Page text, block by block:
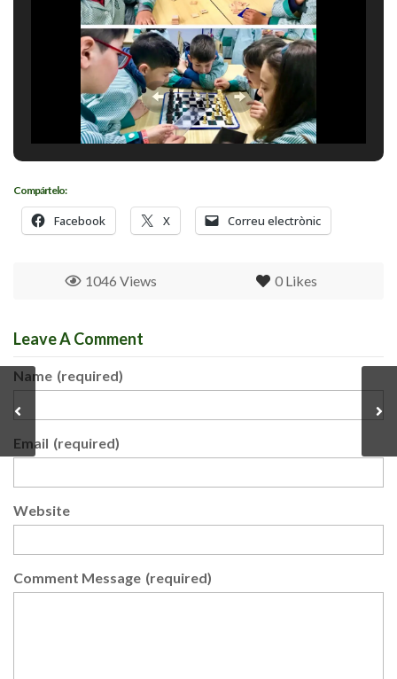
Compártelo:
Facebook X Correu electrònic
0 Likes
1046 Views
Leave A Comment
Name (required)
Email (required)
Website
Comment Message (required)